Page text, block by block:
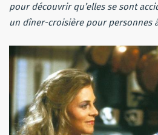
pour découvrir qu’elles se sont
un dîner-croisière pour personnes